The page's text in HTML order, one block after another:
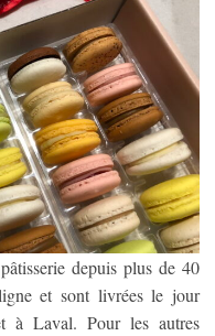
depuis plus de 40
et sont livrées le jour
à Laval. Pour les autres